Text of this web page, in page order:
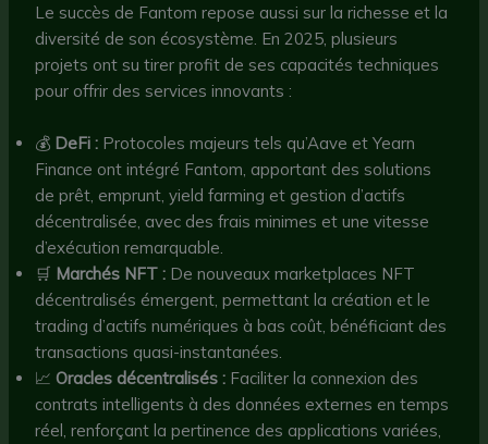
Le succès de Fantom repose aussi sur la richesse et la
diversité de son écosystème. En 2025, plusieurs
projets ont su tirer profit de ses capacités techniques
pour offrir des services innovants :
💰 DeFi : Protocoles majeurs tels qu’Aave et Yearn
Finance ont intégré Fantom, apportant des solutions
de prêt, emprunt, yield farming et gestion d’actifs
décentralisée, avec des frais minimes et une vitesse
d’exécution remarquable.
🛒 Marchés NFT : De nouveaux marketplaces NFT
décentralisés émergent, permettant la création et le
trading d’actifs numériques à bas coût, bénéficiant des
transactions quasi-instantanées.
📈 Oracles décentralisés : Faciliter la connexion des
contrats intelligents à des données externes en temps
réel, renforçant la pertinence des applications variées,